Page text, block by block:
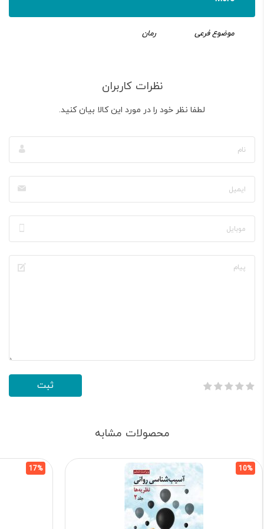
موضوع فرعی رمان
نظرات کاربران
لطفا نظر خود را در مورد این کالا بیان کنید.
محصولات مشابه
10%
17%